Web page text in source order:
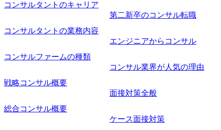
コンサルタントのキャリア
コンサルタントの業務内容
コンサルファームの種類
戦略コンサル概要
総合コンサル概要
第二新卒のコンサル転職
エンジニアからコンサル
コンサル業界が人気の理由
面接対策全般
ケース面接対策